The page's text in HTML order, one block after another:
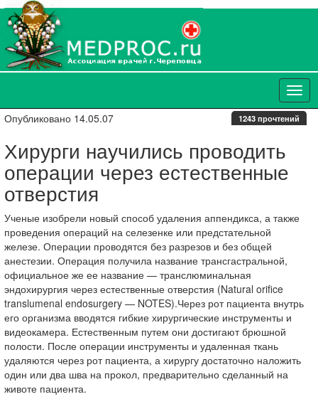
Опубликовано 14.05.07 1243 прочтений
Хирурги научились проводить
операции через естественные
отверстия
Ученые изобрели новый способ удаления аппендикса, а также
проведения операций на селезенке или предстательной
железе. Операции проводятся без разрезов и без общей
анестезии. Операция получила название трансгастральной,
официальное же ее название — транслюминальная
эндохирургия через естественные отверстия (Natural orifice
translumenal endosurgery — NOTES).Через рот пациента внутрь
его организма вводятся гибкие хирургические инструменты и
видеокамера. Естественным путем они достигают брюшной
полости. После операции инструменты и удаленная ткань
удаляются через рот пациента, а хирургу достаточно наложить
один или два шва на прокол, предварительно сделанный на
животе пациента.